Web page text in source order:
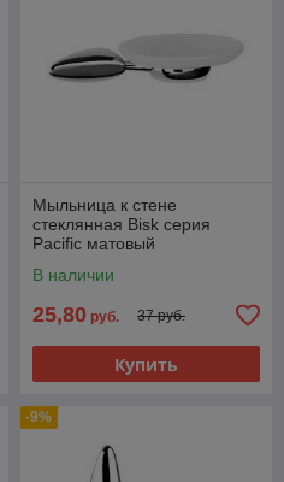
Мыльница к стене
стеклянная Bisk серия
Pacific матовый
В наличии
25,80 руб. 37 руб.
Купить
-9%